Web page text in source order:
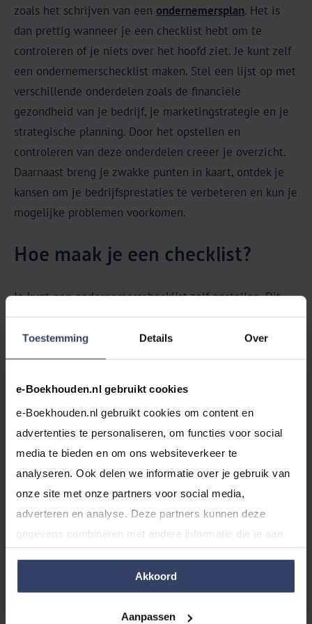
Toestemming Details Over
e-Boekhouden.nl gebruikt cookies
e-Boekhouden.nl gebruikt cookies om content en
advertenties te personaliseren, om functies voor social
media te bieden en om ons websiteverkeer te
analyseren. Ook delen we informatie over je gebruik van
onze site met onze partners voor social media,
adverteren en analyse. Deze partners kunnen deze
gegevens combineren met andere informatie die je aan
van jouw gebruik van hun services.
Akkoord
Aanpassen
zoals het schrijven van een ondernemersplan. Het is
dan prettig wanneer je een checklist hebt om te
controleren of je niets over het hoofd ziet. Je kunt zelf
een ondernemerschecklist maken. Stel een lijst op met
verschillende onderdelen zoals de financiële
gezondheid van je bedrijf, je marketingstrategie en je
strategische planning. Door het opstellen en
controleren van deze onderdelen creëer je overzicht.
Daarnaast breng je zwakke punten in kaart, ontdek je
kansen om je bedrijfsprestaties te verbeteren en kun je
mogelijke problemen voorkomen.
Hoe maak je een checklist?
Je kunt een ondernemerschecklist zelf opstellen. Dit
kost je wel veel tijd en kennis. Gelukkig hebben wij
een interessant artikel geschreven met meer
informatie over het starten van een eigen bedrijf.
Wanneer je denkt dat je informatie misloopt, kun je
kiezen om iemand met meer ervaring mee te laten
kijken. Denk bijvoorbeeld aan een expert of een mede
ondernemer. Zij beschikken mogelijk over meer
informatie, hebben een onafhankelijke blik op je bedrijf
en bieden je inzichten die je zelf nog niet had gezien.
Houd hierbij wel rekening dat er eventueel extra
kosten aan verbonden kunnen zijn.
Veelgestelde vragen